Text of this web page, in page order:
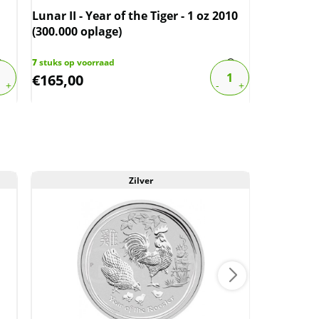
Lunar II - Year of the Tiger - 1 oz 2010
(300.000 oplage)
7stuks op voorraad
€165,00
Zilver